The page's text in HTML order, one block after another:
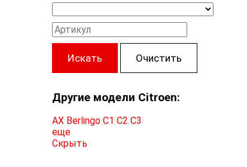
Искать Очистить
Другие модели Citroen:
AX Berlingo C1 C2 C3
еще
Скрыть